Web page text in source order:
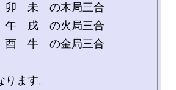
卯　未　の木局三合
午　戌　の火局三合
酉　牛　の金局三合